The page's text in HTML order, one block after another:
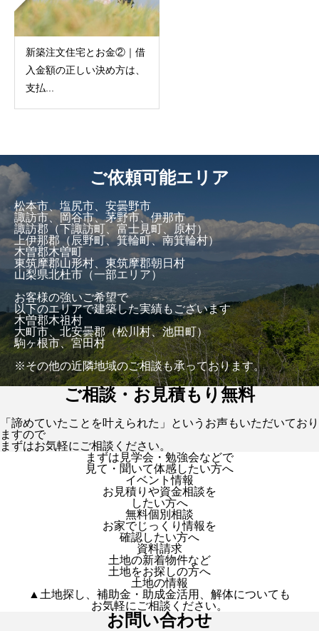
新築注文住宅とお金②｜借
入金額の正しい決め方は、
支払...
ご依頼可能エリア
松本市、塩尻市、安曇野市
諏訪市、岡谷市、茅野市、伊那市
諏訪郡（下諏訪町、富士見町、原村）
上伊那郡（辰野町、箕輪町、南箕輪村）
木曽郡木曽町
東筑摩郡山形村、東筑摩郡朝日村
山梨県北杜市（一部エリア）
お客様の強いご希望で
以下のエリアで建築した実績もございます
木曽郡木祖村
大町市、北安曇郡（松川村、池田町）
駒ヶ根市、宮田村
※その他の近隣地域のご相談も承っております。
ご相談・お見積もり無料
「諦めていたことを叶えられた」というお声もいただいており
ますので
まずはお気軽にご相談ください。
まずは見学会・勉強会などで
見て・聞いて体感したい方へ
イベント情報
お見積りや資金相談を
したい方へ
無料個別相談
お家でじっくり情報を
確認したい方へ
資料請求
土地の新着物件など
土地をお探しの方へ
土地の情報
▲土地探し、補助金・助成金活用、解体についても
お気軽にご相談ください。
お問い合わせ